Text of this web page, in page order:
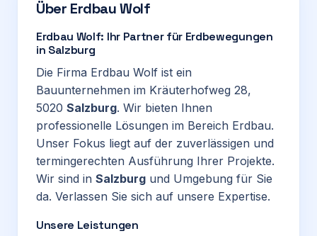
Über Erdbau Wolf
Erdbau Wolf: Ihr Partner für Erdbewegungen
in Salzburg
Die Firma Erdbau Wolf ist ein
Bauunternehmen im Kräuterhofweg 28,
5020 Salzburg. Wir bieten Ihnen
professionelle Lösungen im Bereich Erdbau.
Unser Fokus liegt auf der zuverlässigen und
termingerechten Ausführung Ihrer Projekte.
Wir sind in Salzburg und Umgebung für Sie
da. Verlassen Sie sich auf unsere Expertise.
Unsere Leistungen